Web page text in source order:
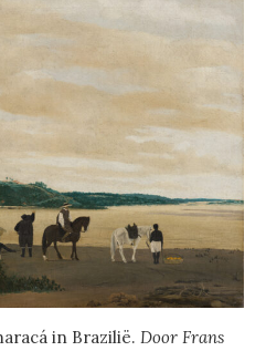
in Brazilië. Door Frans